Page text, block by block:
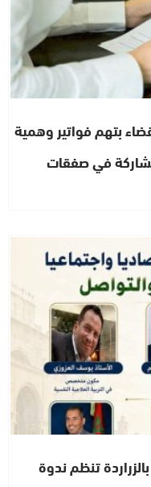
بتهم فواتير وهمية
في صفقات
تنظم ندوة